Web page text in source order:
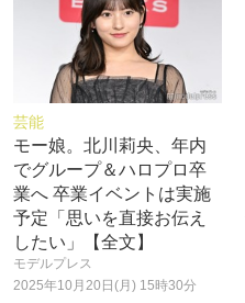
芸能
モー娘。北川莉央、年内
でグループ＆ハロプロ卒
業へ 卒業イベントは実施
予定「思いを直接お伝え
したい」【全文】
モデルプレス
2025年10月20日(月) 15時30分